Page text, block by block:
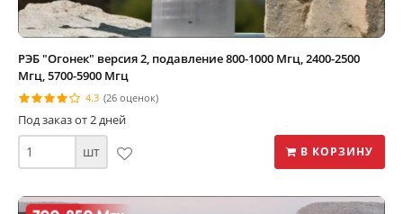
РЭБ "Огонек" версия 2, подавление 800-1000 Мгц, 2400-2500
Мгц, 5700-5900 Мгц
4.3 (26 оценок)
Под заказ от 2 дней
шт В КОРЗИНУ